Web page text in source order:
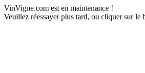
VinVigne.com est en maintenance !
Veuillez réessayer plus tard, ou cliquer sur